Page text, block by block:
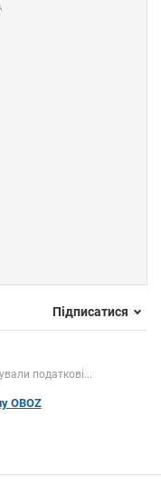
Підписатися
податкові...
OBOZ